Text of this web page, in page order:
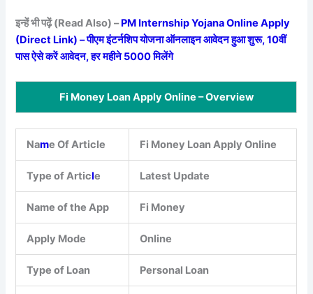
इन्हें भी पढ़ें (Read Also) –PM Internship Yojana Online Apply
(Direct Link) – पीएम इंटर्नशिप योजना ऑनलाइन आवेदन हुआ शुरू, 10वीं
पास ऐसे करें आवेदन, हर महीने 5000 मिलेंगे
Fi Money Loan Apply Online – Overview
Name Of Article Fi Money Loan Apply Online
Type of Article Latest Update
Name of the App Fi Money
Apply Mode Online
Type of Loan Personal Loan